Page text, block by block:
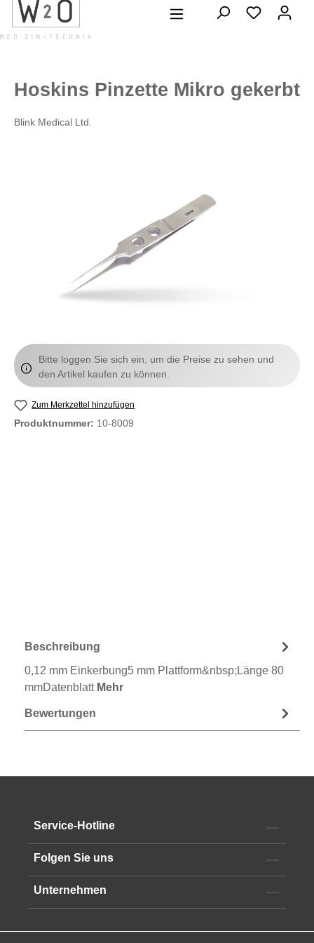
springen
Hoskins Pinzette Mikro gekerbt
Blink Medical Ltd.
Bitte loggen Sie sich ein, um die Preise zu sehen und
den Artikel kaufen zu können.
Zum Merkzettel hinzufügen
Produktnummer: 10-8009
Beschreibung
0,12 mm Einkerbung5 mm Plattform&nbsp;Länge 80
mmDatenblatt Mehr
Bewertungen
Service-Hotline
Folgen Sie uns
Unternehmen